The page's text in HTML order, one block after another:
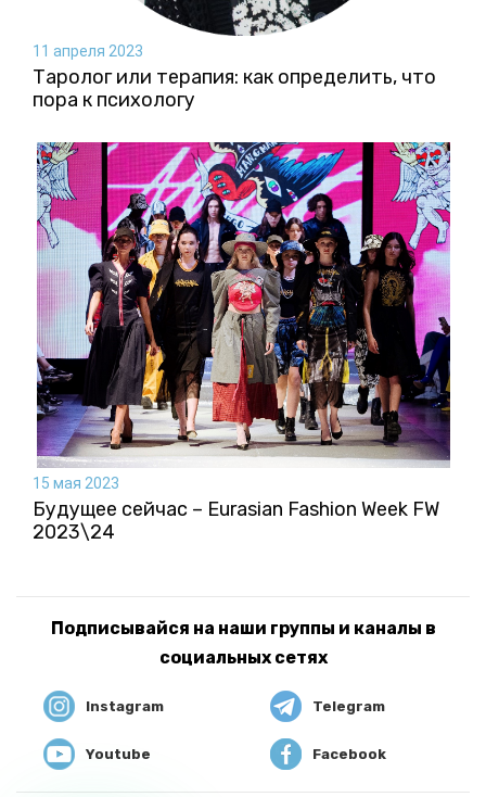
11 апреля 2023
Таролог или терапия: как определить, что
пора к психологу
15 мая 2023
Будущее сейчас – Eurasian Fashion Week FW
2023\24
Подписывайся на наши группы и каналы в
социальных сетях
Instagram Telegram
Youtube Facebook